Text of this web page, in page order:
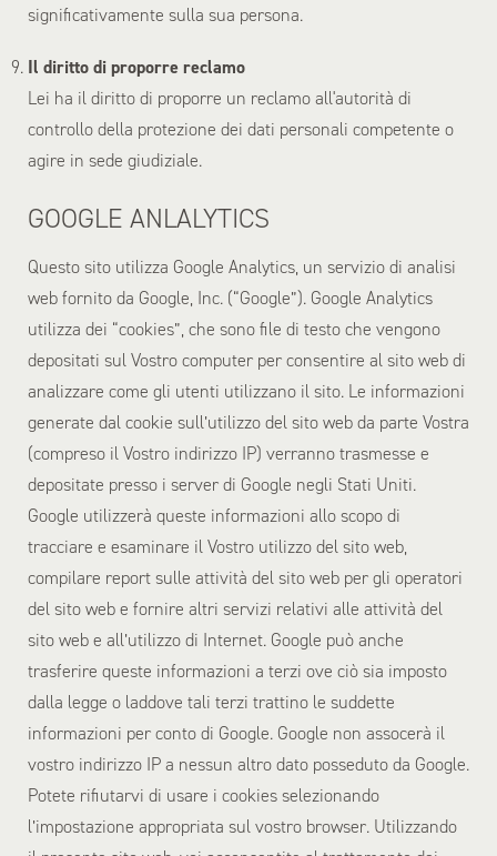
significativamente sulla sua persona.
Il diritto di proporre reclamo
Lei ha il diritto di proporre un reclamo all'autorità di
controllo della protezione dei dati personali competente o
agire in sede giudiziale.
GOOGLE ANLALYTICS
Questo sito utilizza Google Analytics, un servizio di analisi
web fornito da Google, Inc. (“Google”). Google Analytics
utilizza dei “cookies”, che sono file di testo che vengono
depositati sul Vostro computer per consentire al sito web di
analizzare come gli utenti utilizzano il sito. Le informazioni
generate dal cookie sull’utilizzo del sito web da parte Vostra
(compreso il Vostro indirizzo IP) verranno trasmesse e
depositate presso i server di Google negli Stati Uniti.
Google utilizzerà queste informazioni allo scopo di
tracciare e esaminare il Vostro utilizzo del sito web,
compilare report sulle attività del sito web per gli operatori
del sito web e fornire altri servizi relativi alle attività del
sito web e all’utilizzo di Internet. Google può anche
trasferire queste informazioni a terzi ove ciò sia imposto
dalla legge o laddove tali terzi trattino le suddette
informazioni per conto di Google. Google non assocerà il
vostro indirizzo IP a nessun altro dato posseduto da Google.
Potete rifiutarvi di usare i cookies selezionando
l’impostazione appropriata sul vostro browser. Utilizzando